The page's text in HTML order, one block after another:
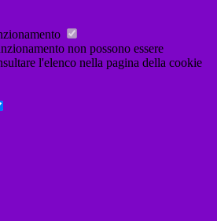
non possono essere
l'elenco nella pagina della cookie